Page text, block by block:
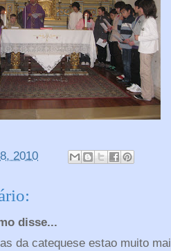
2010
disse...
da catequese estao muito